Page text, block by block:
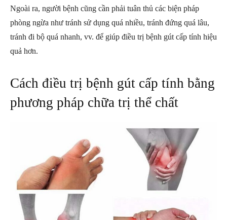
Ngoài ra, người bệnh cũng cần phải tuân thủ các biện pháp
phòng ngừa như tránh sử dụng quá nhiều, tránh đứng quá lâu,
tránh đi bộ quá nhanh, vv. để giúp điều trị bệnh gút cấp tính hiệu
quả hơn.
Cách điều trị bệnh gút cấp tính bằng
phương pháp chữa trị thể chất